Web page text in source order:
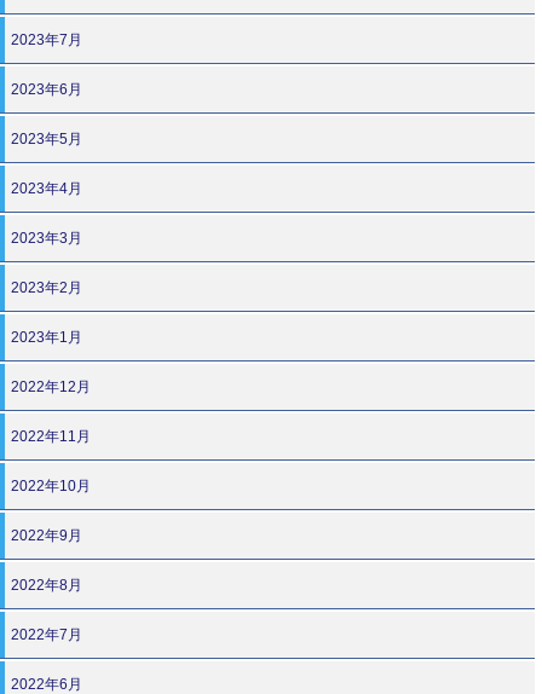
2023年7月
2023年6月
2023年5月
2023年4月
2023年3月
2023年2月
2023年1月
2022年12月
2022年11月
2022年10月
2022年9月
2022年8月
2022年7月
2022年6月